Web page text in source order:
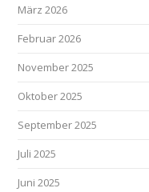
März 2026
Februar 2026
November 2025
Oktober 2025
September 2025
Juli 2025
Juni 2025